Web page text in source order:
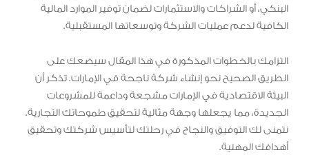
البنكي، أو الشراكات والاستثمارات لضمان توفير الموارد المالية
الكافية لدعم عمليات الشركة وتوسعاتها المستقبلية.
التزامك بالخطوات المذكورة في هذا المقال سيضعك على
الطريق الصحيح نحو إنشاء شركة ناجحة في الإمارات. تذكر أن
البيئة الاقتصادية في الإمارات مشجعة وداعمة للمشروعات
الجديدة، مما يجعلها وجهة مثالية لتحقيق طموحاتك التجارية.
نتمنى لك التوفيق والنجاح في رحلتك لتأسيس شركتك وتحقيق
أهدافك المهنية.